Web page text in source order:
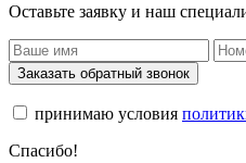
Оставьте заявку и наш
Заказать обратный звонок
принимаю условия
Спасибо!